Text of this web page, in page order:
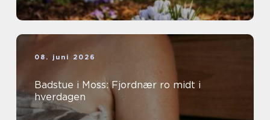
08. juni 2026
Badstue i Moss: Fjordnær ro midt i
hverdagen